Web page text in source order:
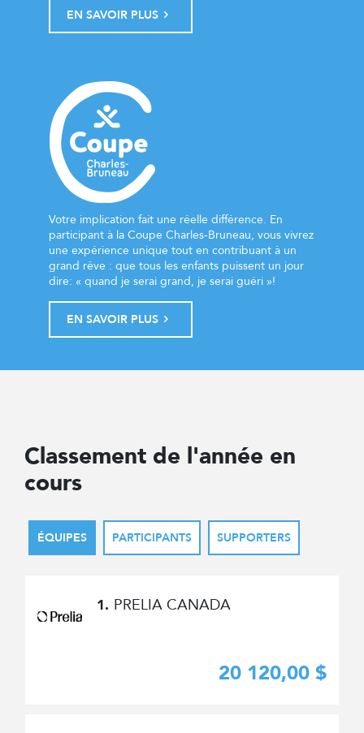
EN SAVOIR PLUS
Votre implication fait une réelle différence. En
participant à la Coupe Charles-Bruneau, vous vivrez
une expérience unique tout en contribuant à un
grand rêve : que tous les enfants puissent un jour
dire: « quand je serai grand, je serai guéri »!
EN SAVOIR PLUS
Classement de l'année en
cours
ÉQUIPES PARTICIPANTS SUPPORTERS
1. PRELIA CANADA
20 120,00 $